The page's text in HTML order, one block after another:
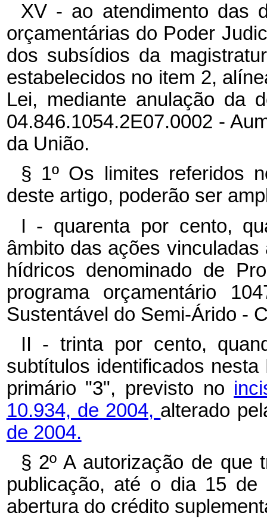
XV - ao atendimento das
orçamentárias do Poder
dos subsídios da
estabelecidos no item 2,
Lei, mediante anulação da
04.846.1054.2E07.0002 -
da União.
§ 1º Os limites referidos
deste artigo, poderão ser
I - quarenta por cento,
âmbito das ações
hídricos denominado de
programa orçamentário
Sustentável do Semi-Árido -
II - trinta por cento,
subtítulos identificados
primário "3", previsto no
10.934, de 2004, alterado
de 2004.
§ 2º A autorização de que
publicação, até o dia 15
abertura do crédito